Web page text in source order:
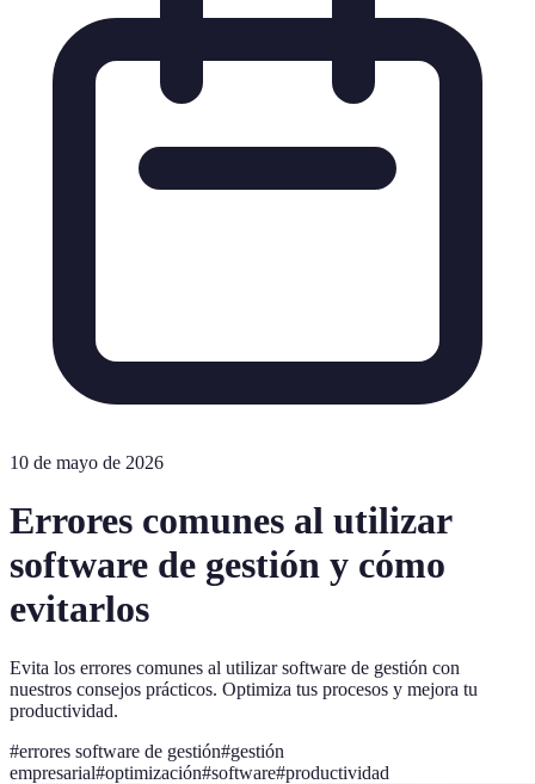
10 de mayo de 2026
Errores comunes al utilizar
software de gestión y cómo
evitarlos
Evita los errores comunes al utilizar software de gestión con
nuestros consejos prácticos. Optimiza tus procesos y mejora tu
productividad.
#errores software de gestión#gestión
empresarial#optimización#software#productividad